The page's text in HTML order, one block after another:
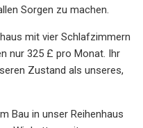
Sorgen zu machen.
mit vier Schlafzimmern
nur 325 £ pro Monat. Ihr
Zustand als unseres,
Bau in unser Reihenhaus